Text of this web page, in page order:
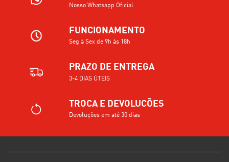
Nosso Whatsapp Oficial
FUNCIONAMENTO
Seg à Sex de 9h às 18h
PRAZO DE ENTREGA
3-4 DIAS ÚTEIS
TROCA E DEVOLUCÕES
Devoluções em até 30 dias